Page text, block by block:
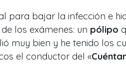
para bajar la infección e
los exámenes: un pólipo
muy bien y he tenido los
el conductor del «